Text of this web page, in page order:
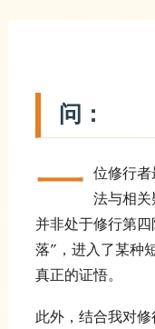
问：
一 位修行
法与相
并非处于修行第
落”，进入了某种
真正的证悟。
此外，结合我对